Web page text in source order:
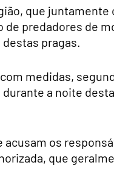
que
predadores de
pragas.
medidas,
a noite
os
que